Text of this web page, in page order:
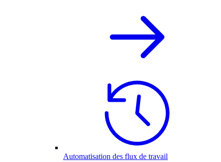
Automatisation des flux de travail